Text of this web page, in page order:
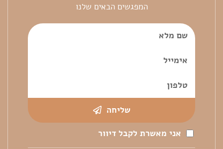
המפגשים הבאים שלנו
אני מאשרת לקבל דיוור
שליחה